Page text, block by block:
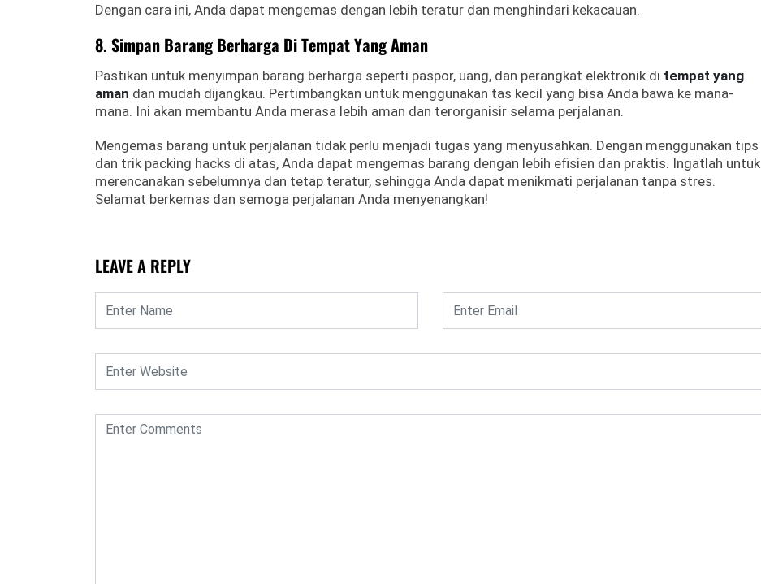
Dengan cara ini, Anda dapat mengemas dengan lebih teratur dan menghindari kekacauan.
8. Simpan Barang Berharga Di Tempat Yang Aman
Pastikan untuk menyimpan barang berharga seperti paspor, uang, dan perangkat elektronik di tempat yang
aman dan mudah dijangkau. Pertimbangkan untuk menggunakan tas kecil yang bisa Anda bawa ke mana-
mana. Ini akan membantu Anda merasa lebih aman dan terorganisir selama perjalanan.
Mengemas barang untuk perjalanan tidak perlu menjadi tugas yang menyusahkan. Dengan menggunakan tips
dan trik packing hacks di atas, Anda dapat mengemas barang dengan lebih efisien dan praktis. Ingatlah untuk
merencanakan sebelumnya dan tetap teratur, sehingga Anda dapat menikmati perjalanan tanpa stres.
Selamat berkemas dan semoga perjalanan Anda menyenangkan!
LEAVE A REPLY